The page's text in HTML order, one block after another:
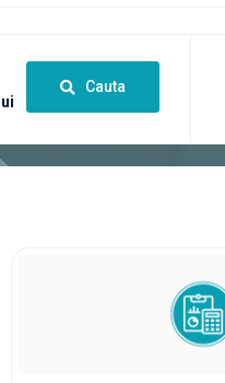
Cauta